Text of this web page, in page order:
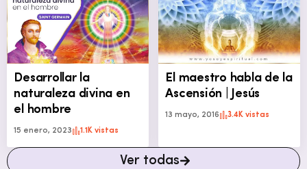
Desarrollar la
naturaleza divina en
el hombre
15 enero, 2023 1.1K vistas
El maestro habla de la
Ascensión | Jesús
13 mayo, 2016 3.4K vistas
Ver todas